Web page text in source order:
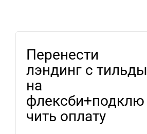
Перенести
лэндинг с тильды
на
флексби+подклю
чить оплату